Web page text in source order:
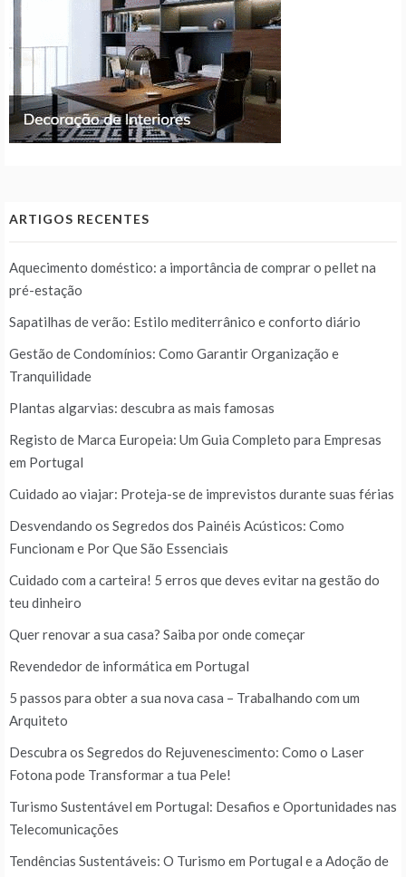
ARTIGOS RECENTES
Aquecimento doméstico: a importância de comprar o pellet na
pré-estação
Sapatilhas de verão: Estilo mediterrânico e conforto diário
Gestão de Condomínios: Como Garantir Organização e
Tranquilidade
Plantas algarvias: descubra as mais famosas
Registo de Marca Europeia: Um Guia Completo para Empresas
em Portugal
Cuidado ao viajar: Proteja-se de imprevistos durante suas férias
Desvendando os Segredos dos Painéis Acústicos: Como
Funcionam e Por Que São Essenciais
Cuidado com a carteira! 5 erros que deves evitar na gestão do
teu dinheiro
Quer renovar a sua casa? Saiba por onde começar
Revendedor de informática em Portugal
5 passos para obter a sua nova casa – Trabalhando com um
Arquiteto
Descubra os Segredos do Rejuvenescimento: Como o Laser
Fotona pode Transformar a tua Pele!
Turismo Sustentável em Portugal: Desafios e Oportunidades nas
Telecomunicações
Tendências Sustentáveis: O Turismo em Portugal e a Adoção de